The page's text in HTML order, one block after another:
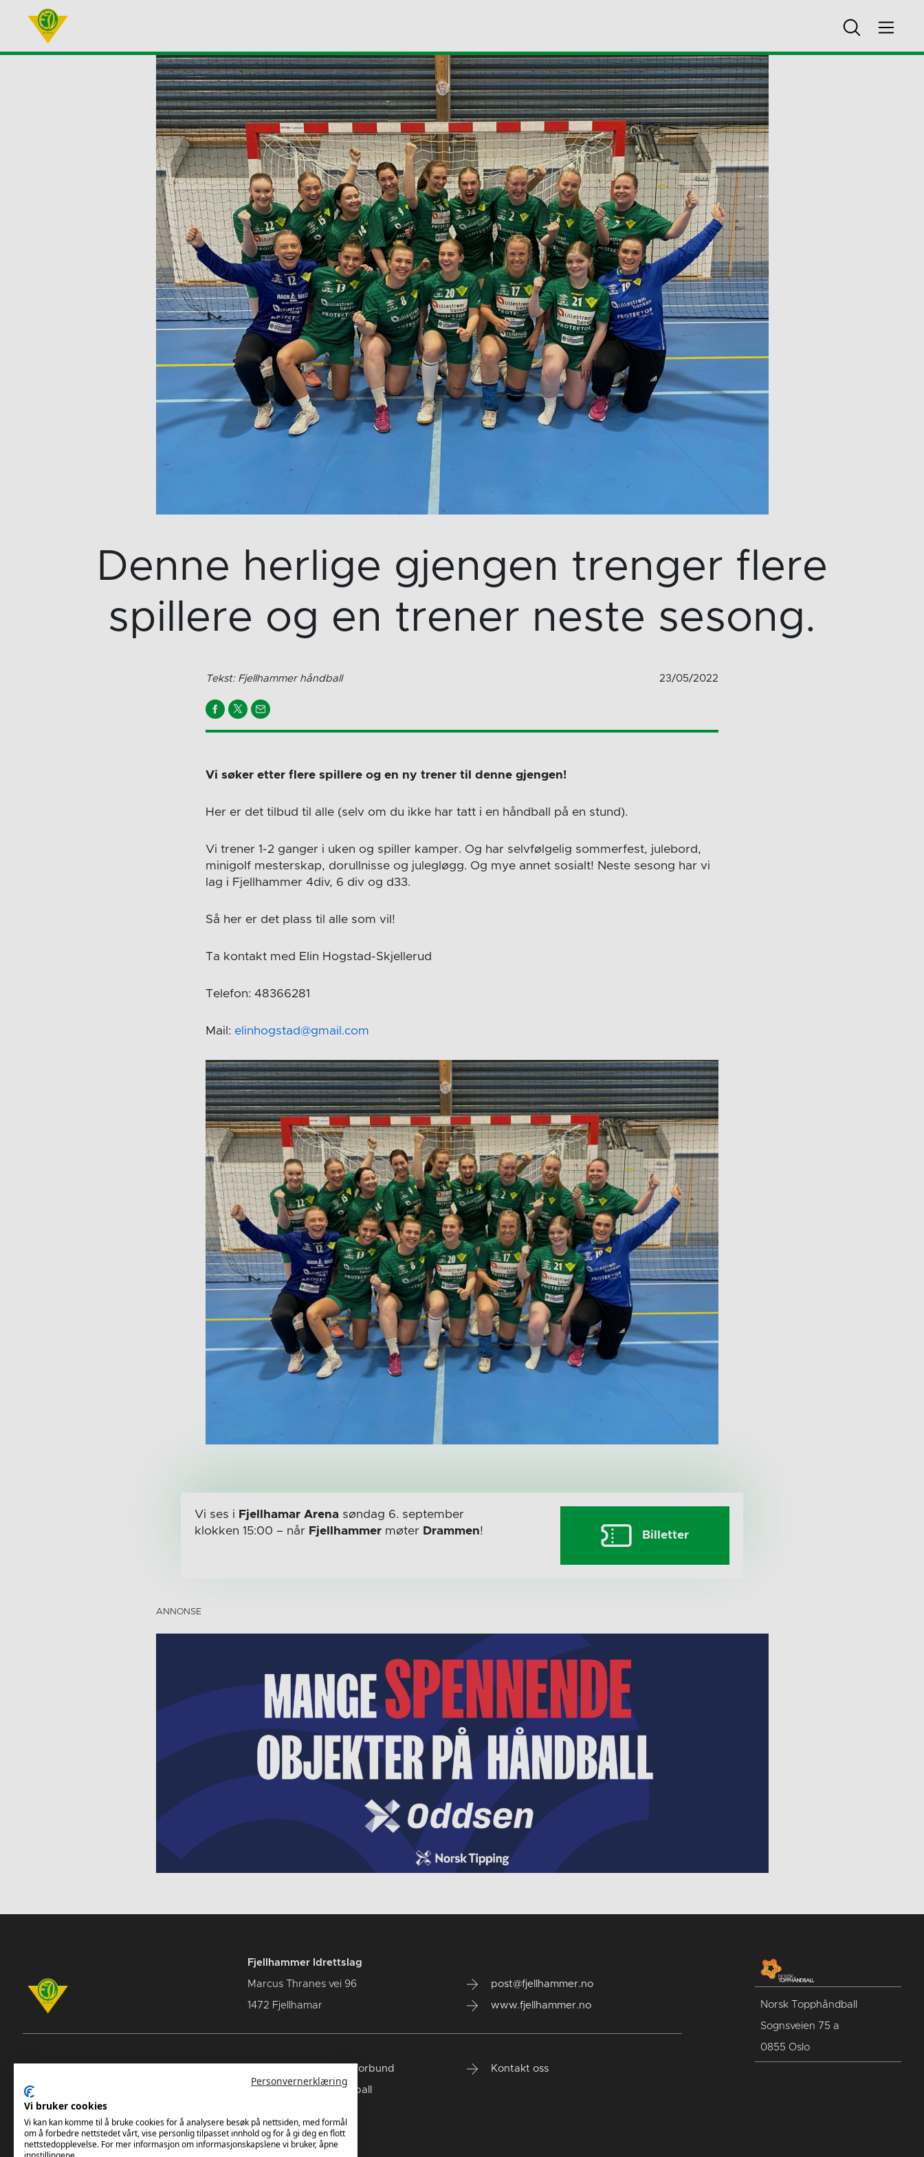
Denne herlige gjengen trenger flere
spillere og en trener neste sesong.
Tekst: Fjellhammer håndball 23/05/2022
Vi søker etter flere spillere og en ny trener til denne gjengen!
Her er det tilbud til alle (selv om du ikke har tatt i en håndball på en stund).
Vi trener 1-2 ganger i uken og spiller kamper. Og har selvfølgelig sommerfest, julebord,
minigolf mesterskap, dorullnisse og julegløgg. Og mye annet sosialt! Neste sesong har vi
lag i Fjellhammer 4div, 6 div og d33.
Så her er det plass til alle som vil!
Ta kontakt med Elin Hogstad-Skjellerud
Telefon: 48366281
Mail:elinhogstad@gmail.com
Vi ses i Fjellhamar Arenasøndag 6. september
klokken 15:00 – når Fjellhammermøter Drammen! Billetter
Fjellhammer Idrettslag
Marcus Thranes vei 96
1472 Fjellhamar
post@fjellhammer.no
www.fjellhammer.no
Norges Håndballforbund
Norsk Topphåndball
Kontakt oss
Norsk Topphåndball
Sognsveien 75 a
0855 Oslo
Personvernerklæring
Vi bruker cookies
Vi kan kan komme til å bruke cookies for å analysere besøk på nettsiden, med formål
om å forbedre nettstedet vårt, vise personlig tilpasset innhold og for å gi deg en flott
nettstedopplevelse. For mer informasjon om informasjonskapslene vi bruker, åpne